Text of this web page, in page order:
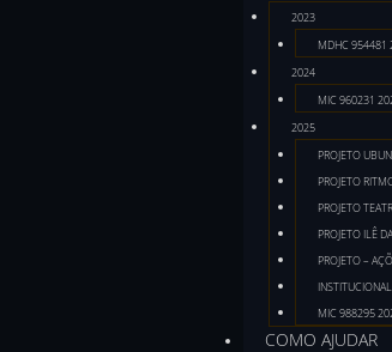
2023
MDHC 954481
2024
MIC 960231
2025
PROJETO
PROJETO
PROJETO
PROJETO ILÊ
PROJETO –
INSTITUCIONAL
MIC 988295
COMO AJUDAR